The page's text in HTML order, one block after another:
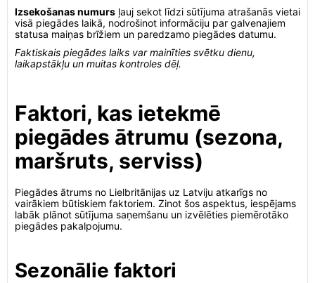
Izsekošanas numurs ļauj sekot līdzi sūtījuma atrašanās vietai
visā piegādes laikā, nodrošinot informāciju par galvenajiem
statusa maiņas brīžiem un paredzamo piegādes datumu.
Faktiskais piegādes laiks var mainīties svētku dienu,
laikapstākļu un muitas kontroles dēļ.
Faktori, kas ietekmē
piegādes ātrumu (sezona,
maršruts, serviss)
Piegādes ātrums no Lielbritānijas uz Latviju atkarīgs no
vairākiem būtiskiem faktoriem. Zinot šos aspektus, iespējams
labāk plānot sūtījuma saņemšanu un izvēlēties piemērotāko
piegādes pakalpojumu.
Sezonālie faktori